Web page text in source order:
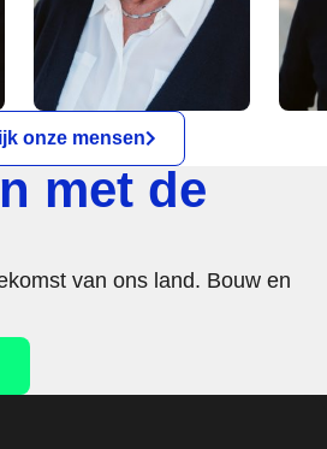
onze mensen
met de
van ons land. Bouw en